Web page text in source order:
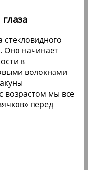
стекловидного
Оно начинает
в
волокнами
возрастом мы все
перед